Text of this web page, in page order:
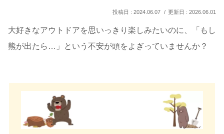
2024.06.07 2026.06.01
大好きなアウトドアを思いっきり楽しみたいのに、「もし
熊が出たら…」という不安が頭をよぎっていませんか？